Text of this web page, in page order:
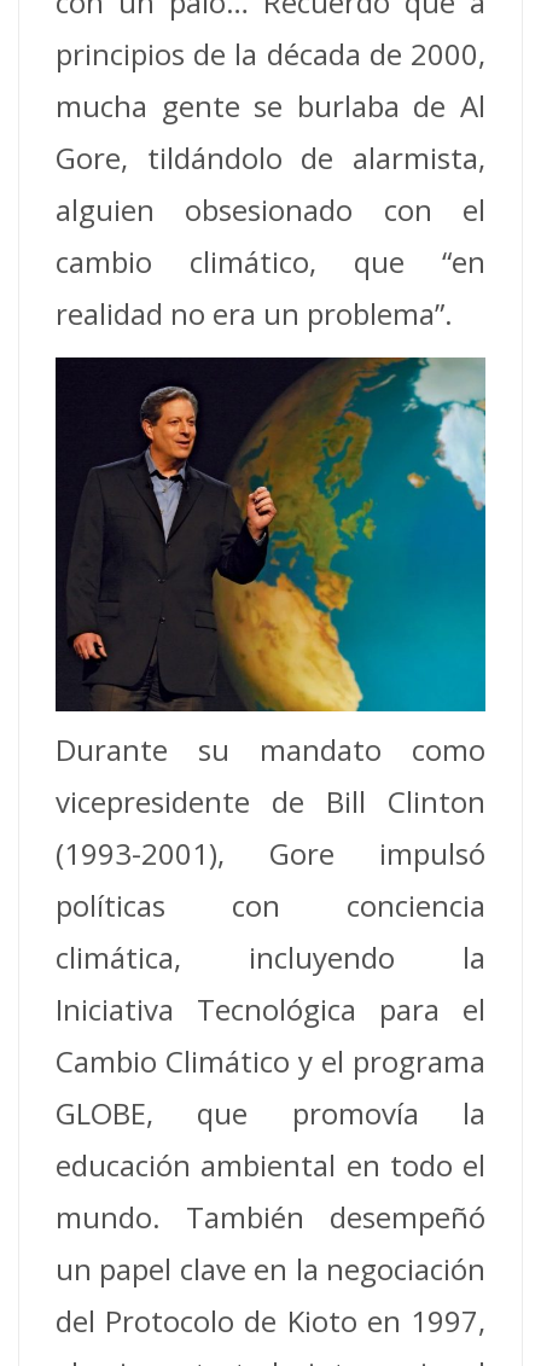
principios de la década de 2000,
mucha gente se burlaba de Al
Gore, tildándolo de alarmista,
alguien obsesionado con el
cambio climático, que “en
realidad no era un problema”.
Durante su mandato como
vicepresidente de Bill Clinton
(1993-2001), Gore impulsó
políticas con conciencia
climática, incluyendo la
Iniciativa Tecnológica para el
Cambio Climático y el programa
GLOBE, que promovía la
educación ambiental en todo el
mundo. También desempeñó
un papel clave en la negociación
del Protocolo de Kioto en 1997,